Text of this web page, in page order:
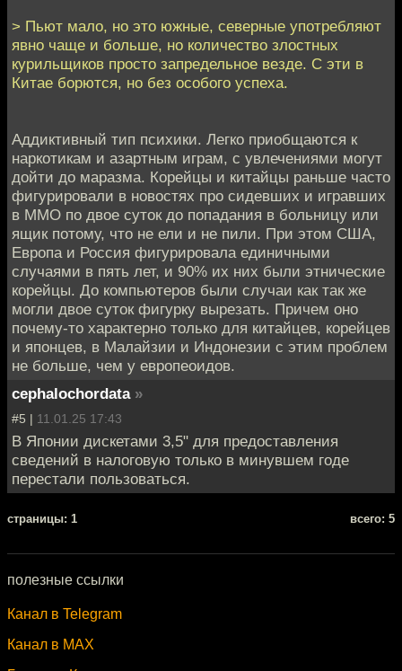
> Пьют мало, но это южные, северные употребляют
явно чаще и больше, но количество злостных
курильщиков просто запредельное везде. С эти в
Китае борются, но без особого успеха.
Аддиктивный тип психики. Легко приобщаются к
наркотикам и азартным играм, с увлечениями могут
дойти до маразма. Корейцы и китайцы раньше часто
фигурировали в новостях про сидевших и игравших
в ММО по двое суток до попадания в больницу или
ящик потому, что не ели и не пили. При этом США,
Европа и Россия фигурировала единичными
случаями в пять лет, и 90% их них были этнические
корейцы. До компьютеров были случаи как так же
могли двое суток фигурку вырезать. Причем оно
почему-то характерно только для китайцев, корейцев
и японцев, в Малайзии и Индонезии с этим проблем
не больше, чем у европеоидов.
cephalochordata »
#5 | 11.01.25 17:43
В Японии дискетами 3,5" для предоставления
сведений в налоговую только в минувшем годе
перестали пользоваться.
cтраницы: 1 всего: 5
полезные ссылки
Канал в Telegram
Канал в MAX